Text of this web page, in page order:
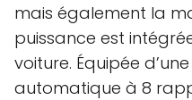
mais également la
puissance est
voiture. Équipée
automatique à 8